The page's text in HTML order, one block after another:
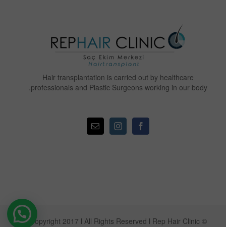
Hair transplantation is carried out by healthcare
professionals and Plastic Surgeons working in our body.
© Copyright 2017 l All Rights Reserved l Rep Hair Clinic